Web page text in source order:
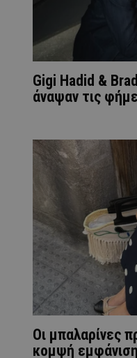
Gigi Hadid &
άναψαν τις
Oι μπαλαρίνες
κομψή